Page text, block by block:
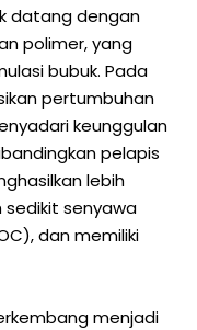
datang dengan
polimer, yang
bubuk. Pada
pertumbuhan
keunggulan
pelapis
lebih
sedikit senyawa
dan memiliki
menjadi